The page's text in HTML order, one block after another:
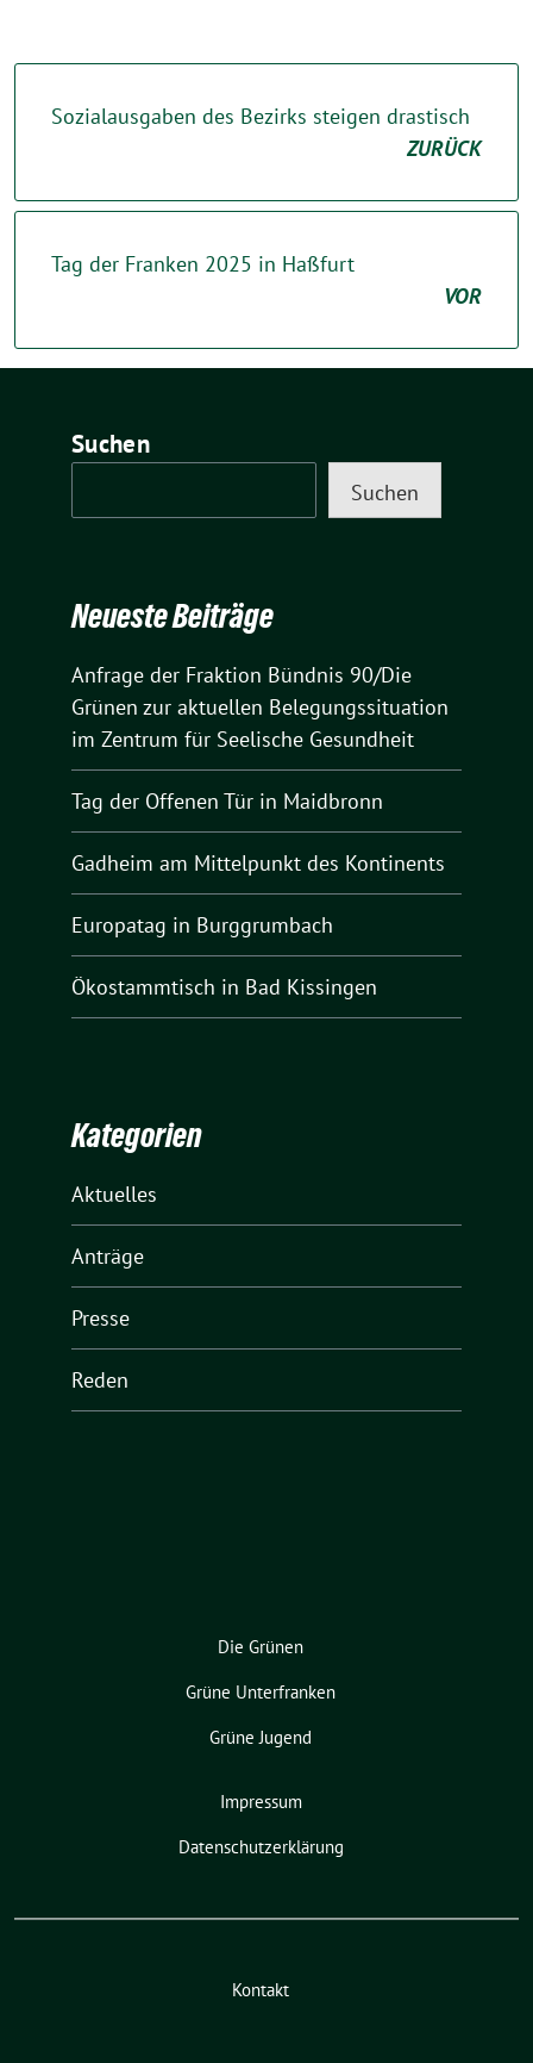
Sozialausgaben des Bezirks steigen drastisch
ZURÜCK
Tag der Franken 2025 in Haßfurt
VOR
Suchen
Suchen
Neueste Beiträge
Anfrage der Fraktion Bündnis 90/Die
Grünen zur aktuellen Belegungssituation
im Zentrum für Seelische Gesundheit
Tag der Offenen Tür in Maidbronn
Gadheim am Mittelpunkt des Kontinents
Europatag in Burggrumbach
Ökostammtisch in Bad Kissingen
Kategorien
Aktuelles
Anträge
Presse
Reden
Die Grünen
Grüne Unterfranken
Grüne Jugend
Impressum
Datenschutzerklärung
Kontakt